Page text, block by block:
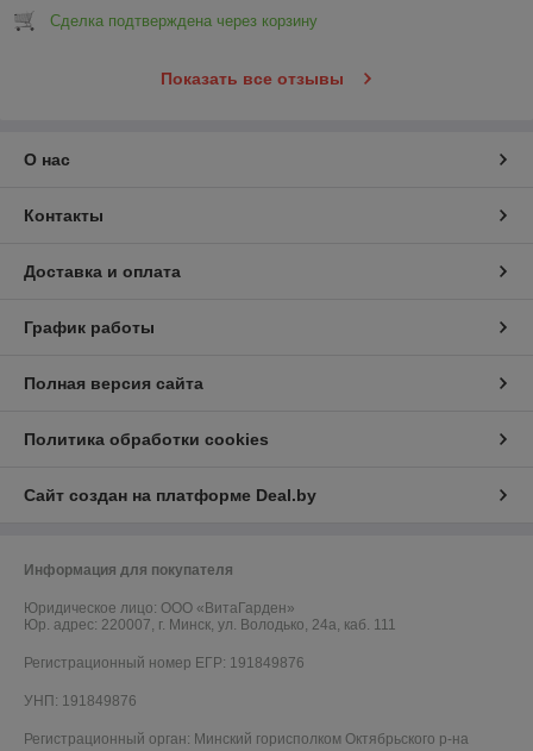
Сделка подтверждена через корзину
Показать все отзывы
О нас
Контакты
Доставка и оплата
График работы
Полная версия сайта
Политика обработки cookies
Сайт создан на платформе Deal.by
Информация для покупателя
Юридическое лицо: ООО «ВитаГарден»
Юр. адрес: 220007, г. Минск, ул. Володько, 24а, каб. 111
Регистрационный номер ЕГР: 191849876
УНП: 191849876
Регистрационный орган: Минский горисполком Октябрьского р-на